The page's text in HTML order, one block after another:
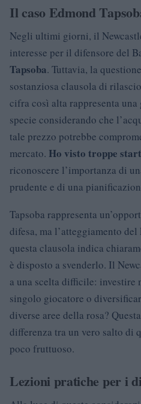
Il caso Edmond
Negli ultimi giorni, il
interesse per il difensore del
Tapsoba. Tuttavia, la
sostanziosa clausola di
cifra così alta rappresenta
specie considerando che
tale prezzo potrebbe
mercato. Ho visto troppe
riconoscere l’importanza di
prudente e di una
Tapsoba rappresenta
difesa, ma l’atteggiamento
questa clausola indica
è disposto a svenderlo. Il
a una scelta difficile: investire
singolo giocatore o
diverse aree della rosa?
differenza tra un vero salto di
poco fruttuoso.
Lezioni pratiche per i